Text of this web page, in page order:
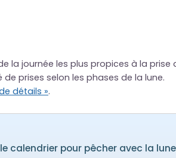
la journée les plus propices à la prise
prises selon les phases de la lune.
détails ».
calendrier pour pêcher avec la lune